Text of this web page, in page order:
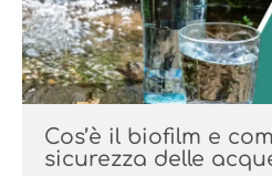
Cos’è il biofilm e
sicurezza delle